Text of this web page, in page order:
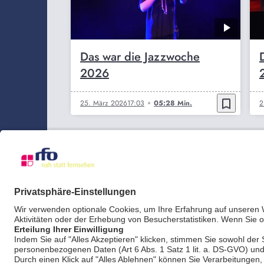
Das war die Jazzwoche
2026
25. März 202617:03 05:28 Min. bookmark_border